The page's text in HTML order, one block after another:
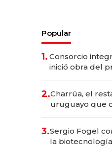
Popular
1. Consorcio
inició obra del
millones
2.Charrúa, el
uruguayo que
anticipación y
3.Sergio Fogel
la